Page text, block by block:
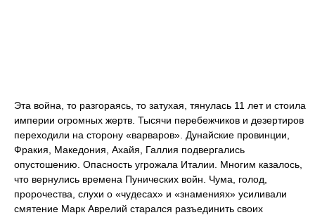
Эта война, то разгораясь, то затухая, тянулась 11 лет и стоила
империи огромных жертв. Тысячи перебежчиков и дезертиров
переходили на сторону «варваров». Дунайские провинции,
Фракия, Македония, Ахайя, Галлия подвергались
опустошению. Опасность угрожала Италии. Многим казалось,
что вернулись времена Пунических войн. Чума, голод,
пророчества, слухи о «чудесах» и «знамениях» усиливали
смятение Марк Аврелий старался разъединить своих